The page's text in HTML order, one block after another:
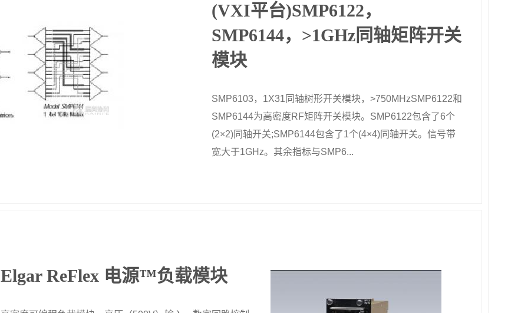
(VXI平台)SMP6122，
SMP6144，>1GHz同轴矩阵开关
模块
SMP6103，1X31同轴树形开关模块，>750MHzSMP6122和
SMP6144为高密度RF矩阵开关模块。SMP6122包含了6个
(2×2)同轴开关;SMP6144包含了1个(4×4)同轴开关。信号带
宽大于1GHz。其余指标与SMP6...
Elgar ReFlex 电源™负载模块